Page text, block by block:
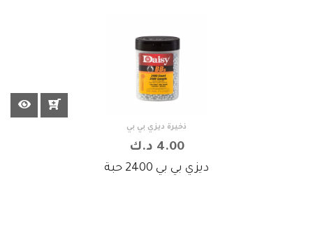
ذخيرة ديزي بي بي
4.00 د.ك
ديزي بي بي 2400 حبة